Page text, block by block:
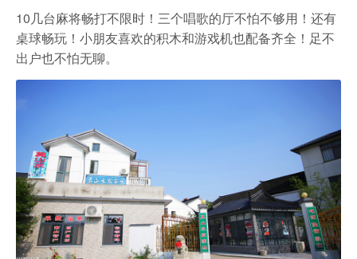
10几台麻将畅打不限时！三个唱歌的厅不怕不够用！还有
桌球畅玩！小朋友喜欢的积木和游戏机也配备齐全！足不
出户也不怕无聊。